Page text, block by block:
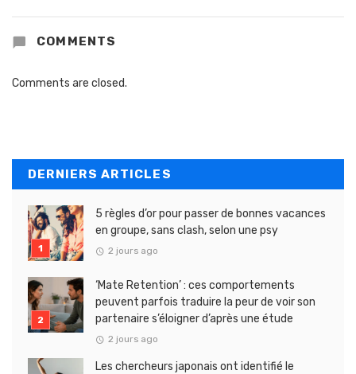
COMMENTS
Comments are closed.
DERNIERS ARTICLES
5 règles d’or pour passer de bonnes vacances
en groupe, sans clash, selon une psy
2 jours ago
‘Mate Retention’ : ces comportements
peuvent parfois traduire la peur de voir son
partenaire s’éloigner d’après une étude
2 jours ago
Les chercheurs japonais ont identifié le